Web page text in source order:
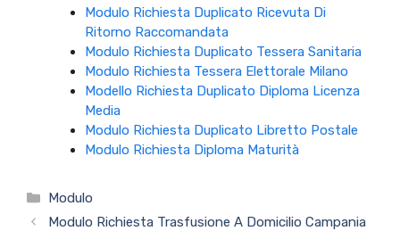
Modulo Richiesta Duplicato Ricevuta Di
Ritorno Raccomandata
Modulo Richiesta Duplicato Tessera Sanitaria
Modulo Richiesta Tessera Elettorale Milano
Modello Richiesta Duplicato Diploma Licenza
Media
Modulo Richiesta Duplicato Libretto Postale
Modulo Richiesta Diploma Maturità
Categorie
Modulo
Modulo Richiesta Trasfusione A Domicilio Campania